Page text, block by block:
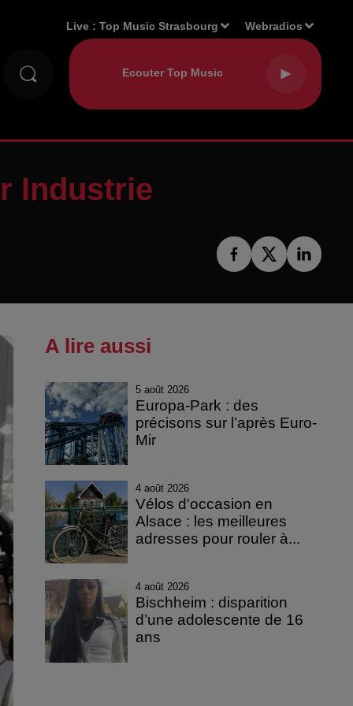
Live :Top Music Strasbourg Webradios
Industrie
A lire aussi
5 août 2026
Europa-Park : des
précisons sur l’après Euro-
Mir
4 août 2026
Vélos d'occasion en
Alsace : les meilleures
adresses pour rouler à...
4 août 2026
Bischheim : disparition
d’une adolescente de 16
ans